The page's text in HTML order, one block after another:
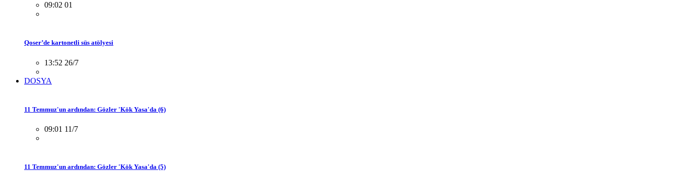
09:02 01
Qoser’de kartonetli süs atölyesi
13:52 26/7
DOSYA
11 Temmuz'un ardından: Gözler 'Kök Yasa'da (6)
09:01 11/7
11 Temmuz'un ardından: Gözler 'Kök Yasa'da (5)